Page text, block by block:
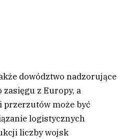
dowództwo nadzorujące
z Europy, a
przerzutów może być
logistycznych
liczby wojsk